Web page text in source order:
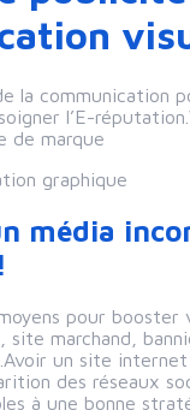
la communication
l’E-
de marque
graphique
média
pour
marchand,
un site internet
des réseaux
à une bonne